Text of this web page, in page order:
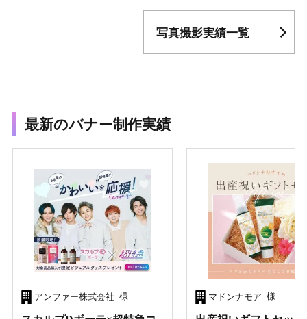
写真撮影実績一覧
最新のバナー制作実績
アンファー株式会社 様 マドンナモア 様